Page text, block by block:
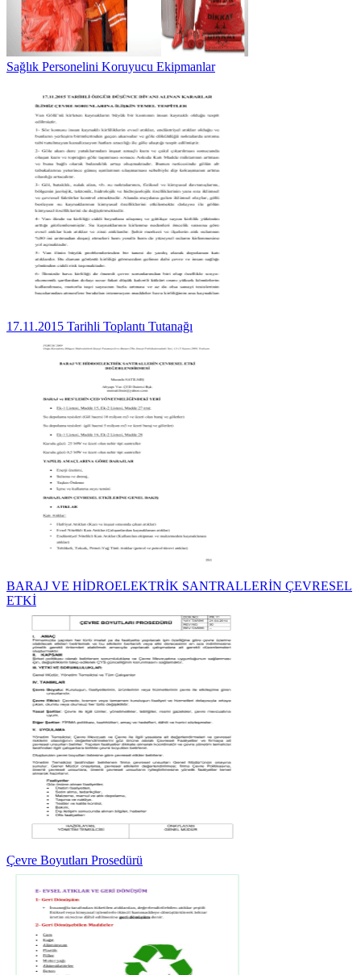
Sağlık Personelini Koruyucu Ekipmanlar
17.11.2015 Tarihli Toplantı Tutanağı
BARAJ VE HİDROELEKTRİK SANTRALLERİN ÇEVRESEL
ETKİ
Çevre Boyutları Prosedürü